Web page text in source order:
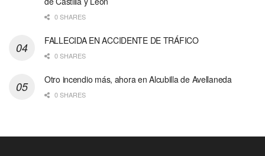
0 SHARES
FALLECIDA EN ACCIDENTE DE TRÁFICO
0 SHARES
Otro incendio más, ahora en Alcubilla de Avellaneda
0 SHARES